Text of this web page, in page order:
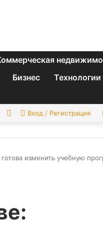
Бизнес Технологии
SidebarСлучайная
Вход / Регистрация
изменить учебную